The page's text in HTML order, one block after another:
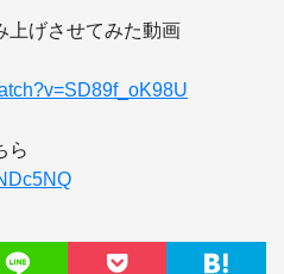
上げさせてみた動画